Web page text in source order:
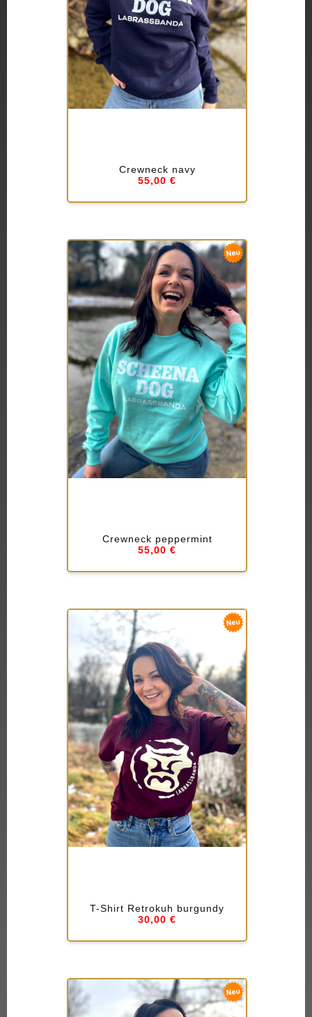
Crewneck navy
55,00 €
Crewneck peppermint
55,00 €
T-Shirt Retrokuh burgundy
30,00 €